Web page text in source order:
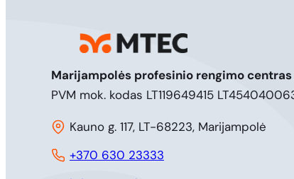
Marijampolės profesinio rengimo centras
PVM mok. kodas LT119649415
Kauno g. 117, LT-68223, Marijampolė
+370 630 23333